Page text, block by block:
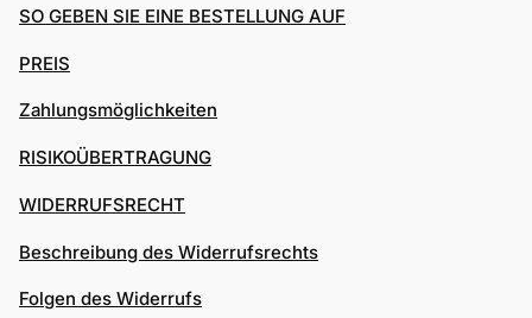
SO GEBEN SIE EINE BESTELLUNG AUF
PREIS
Zahlungsmöglichkeiten
RISIKOÜBERTRAGUNG
WIDERRUFSRECHT
Beschreibung des Widerrufsrechts
Folgen des Widerrufs